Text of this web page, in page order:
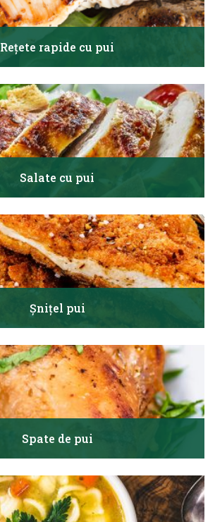
Rețete rapide cu pui
Salate cu pui
Șnițel pui
Spate de pui